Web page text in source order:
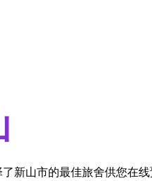
新山市的最佳旅舍供您在